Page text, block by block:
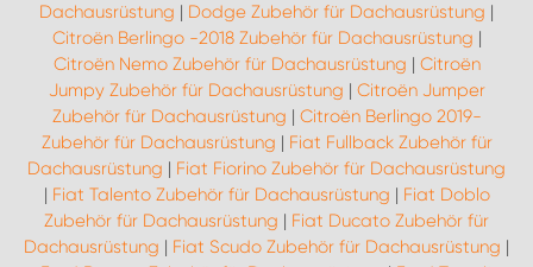
Dachausrüstung | Dodge Zubehör für Dachausrüstung |
Citroën Berlingo -2018 Zubehör für Dachausrüstung |
Citroën Nemo Zubehör für Dachausrüstung | Citroën
Jumpy Zubehör für Dachausrüstung | Citroën Jumper
Zubehör für Dachausrüstung | Citroën Berlingo 2019-
Zubehör für Dachausrüstung | Fiat Fullback Zubehör für
Dachausrüstung | Fiat Fiorino Zubehör für Dachausrüstung
| Fiat Talento Zubehör für Dachausrüstung | Fiat Doblo
Zubehör für Dachausrüstung | Fiat Ducato Zubehör für
Dachausrüstung | Fiat Scudo Zubehör für Dachausrüstung |